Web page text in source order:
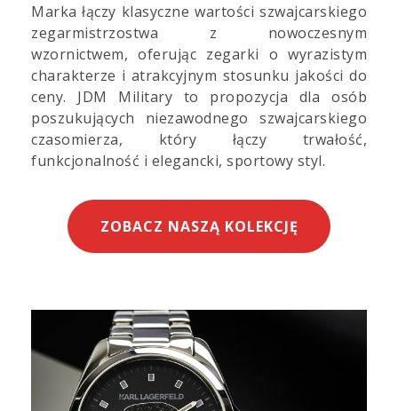
Marka łączy klasyczne wartości szwajcarskiego
zegarmistrzostwa z nowoczesnym
wzornictwem, oferując zegarki o wyrazistym
charakterze i atrakcyjnym stosunku jakości do
ceny. JDM Military to propozycja dla osób
poszukujących niezawodnego szwajcarskiego
czasomierza, który łączy trwałość,
funkcjonalność i elegancki, sportowy styl.
ZOBACZ NASZĄ KOLEKCJĘ